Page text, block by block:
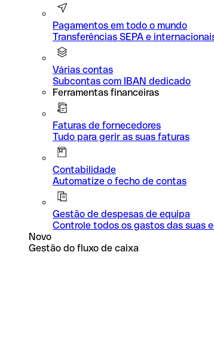
Pagamentos em todo o mundo
Transferências SEPA e
Várias contas
Subcontas com IBAN dedicado
Ferramentas financeiras
Faturas de fornecedores
Tudo para gerir as suas faturas
Contabilidade
Automatize o fecho de contas
Gestão de despesas de equipa
Controle todos os gastos das suas
Novo
Gestão do fluxo de caixa